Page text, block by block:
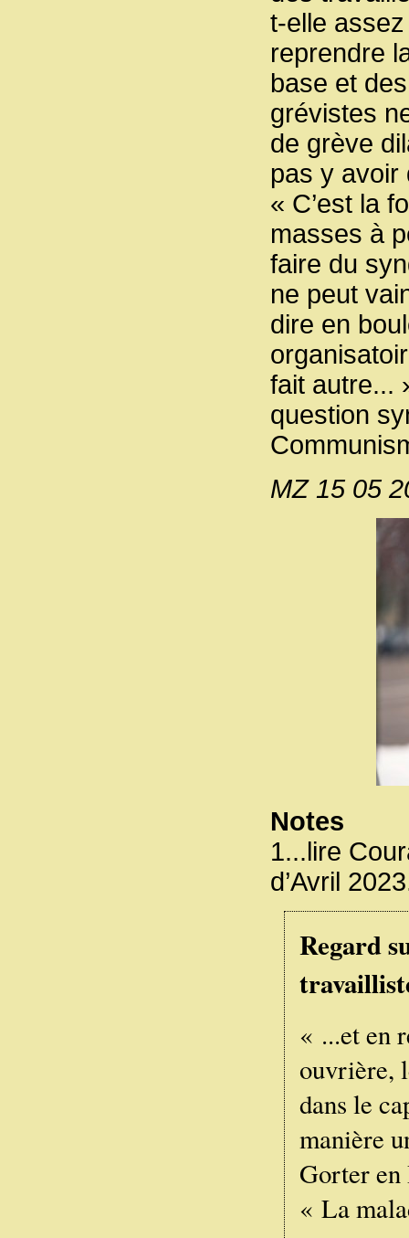
t-elle
reprendre
base et
grévistes
de grève
pas y avoir
« C’est la
masses à
faire du
ne peut
dire en
fait autre...
question
MZ 15 05
Notes
1...lire
d’Avril
Regard
« ...et en
ouvrière,
dans le
manière
Gorter
« La